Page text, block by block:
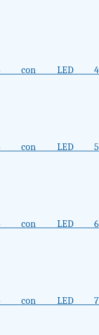
con LED 4
con LED 5
con LED 6
con LED 7